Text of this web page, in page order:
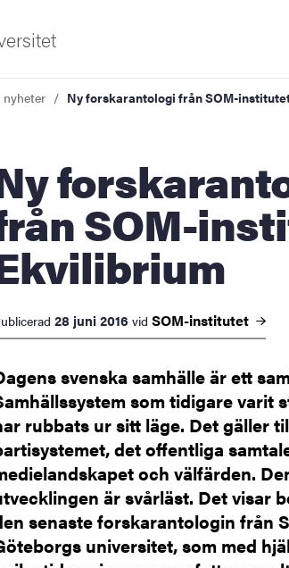
innovation
nyheter Ny forskarantologi från SOM-
SOM-
28 juni 2016 vid SOM-institutet
svenska samhälle är ett
som tidigare varit
rubbats ur sitt läge. Det gäller
det offentliga
och välfärden.
är svårläst. Det visar
senaste forskarantologin från
universitet, som med